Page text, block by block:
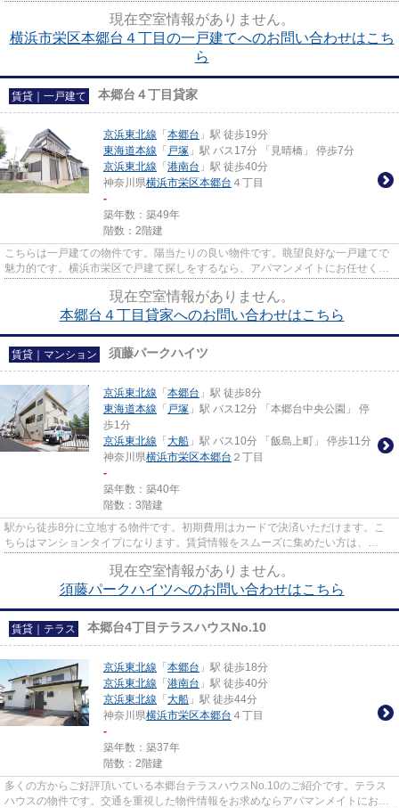
現在空室情報がありません。
横浜市栄区本郷台４丁目の一戸建てへのお問い合わせはこち
ら
賃貸｜一戸建て 本郷台４丁目貸家
京浜東北線 「 本郷台 」駅 徒歩19分
東海道本線 「 戸塚 」駅 バス17分 「見晴橋」 停歩7分
京浜東北線 「 港南台 」駅 徒歩40分
神奈川県横浜市栄区本郷台 ４丁目
-
築年数：築49年
階数：2階建
こちらは一戸建ての物件です。陽当たりの良い物件です。眺望良好な一戸建てで
魅力的です。横浜市栄区で戸建て探しをするなら、アパマンメイトにお任せくだ
現在空室情報がありません。
本郷台４丁目貸家へのお問い合わせはこちら
賃貸｜マンション 須藤パークハイツ
京浜東北線 「 本郷台 」駅 徒歩8分
東海道本線 「 戸塚 」駅 バス12分 「本郷台中央公園」 停
歩1分
京浜東北線 「 大船 」駅 バス10分 「飯島上町」 停歩11分
神奈川県横浜市栄区本郷台 ２丁目
-
築年数：築40年
階数：3階建
駅から徒歩8分に立地する物件です。初期費用はカードで決済いただけます。こ
ちらはマンションタイプになります。賃貸情報をスムーズに集めたい方は、
現在空室情報がありません。
須藤パークハイツへのお問い合わせはこちら
賃貸｜テラス 本郷台4丁目テラスハウスNo.10
京浜東北線 「 本郷台 」駅 徒歩18分
京浜東北線 「 港南台 」駅 徒歩40分
京浜東北線 「 大船 」駅 徒歩44分
神奈川県横浜市栄区本郷台 ４丁目
-
築年数：築37年
階数：2階建
多くの方からご好評頂いている本郷台テラスハウスNo.10のご紹介です。テラス
ハウスの物件です。交通を重視した物件情報をお求めならアパマンメイトにお任